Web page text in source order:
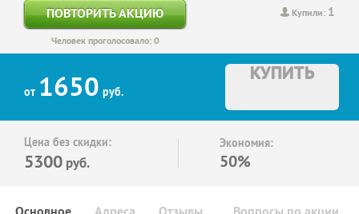
Купили: 1
ПОВТОРИТЬ АКЦИЮ
Человек проголосовало: 0
от 1650 руб.
КУПИТЬ
Цена без скидки:
5300 руб.
Экономия:
50%